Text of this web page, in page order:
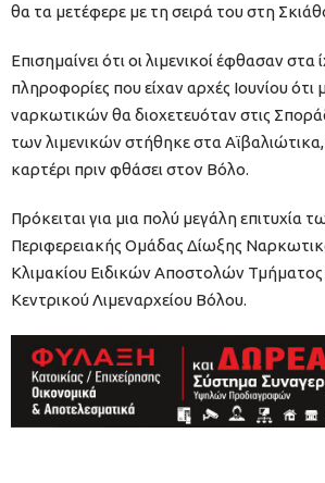
θα τα μετέφερε με τη σειρά του στη
Επισημαίνει ότι οι λιμενικοί έφθασαν
πληροφορίες που είχαν αρχές Ιουνίου
ναρκωτικών θα διοχετευόταν στις
των λιμενικών στήθηκε στα
καρτέρι πριν φθάσει στον Βόλο.
Πρόκειται για μια πολύ μεγάλη επιτυχία
Περιφερειακής Ομάδας Δίωξης
Κλιμακίου Ειδικών Αποστολών
Κεντρικού Λιμεναρχείου Βόλου.